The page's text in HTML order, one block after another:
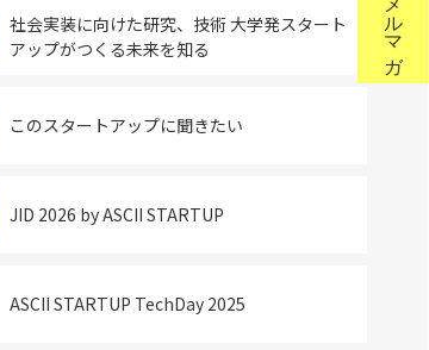
社会実装に向けた研究、技術 大学発スタート
アップがつくる未来を知る
このスタートアップに聞きたい
JID 2026 by ASCII STARTUP
ASCII STARTUP TechDay 2025